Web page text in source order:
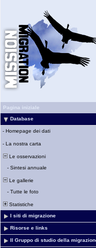
Pagina iniziale
Database
- Homepage dei dati
- La nostra carta
Le osservazioni
- Sintesi annuale
Le gallerie
- Tutte le foto
Statistiche
I siti di migrazione
Risorse e links
Il Gruppo di studio della